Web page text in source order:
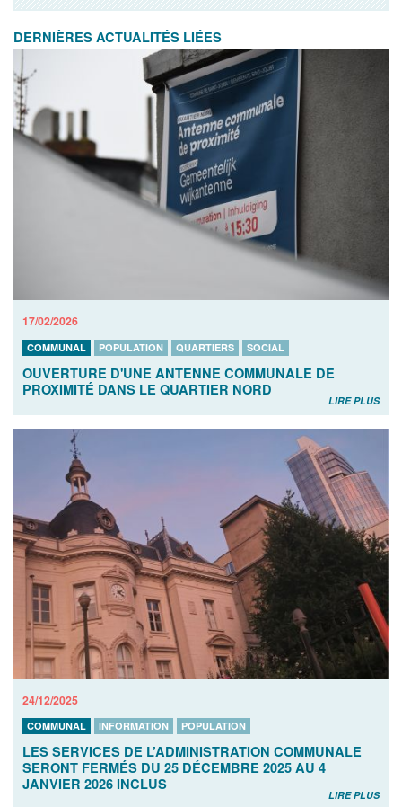
DERNIÈRES ACTUALITÉS LIÉES
17/02/2026
COMMUNAL POPULATION QUARTIERS SOCIAL
OUVERTURE D'UNE ANTENNE COMMUNALE DE
PROXIMITÉ DANS LE QUARTIER NORD
LIRE PLUS
24/12/2025
COMMUNAL INFORMATION POPULATION
LES SERVICES DE L’ADMINISTRATION COMMUNALE
SERONT FERMÉS DU 25 DÉCEMBRE 2025 AU 4
JANVIER 2026 INCLUS
LIRE PLUS